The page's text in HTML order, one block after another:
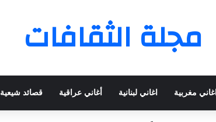
مجلة الثقافات
اغاني مغربية اغاني لبنانية أغاني عراقية قصائد شيعية